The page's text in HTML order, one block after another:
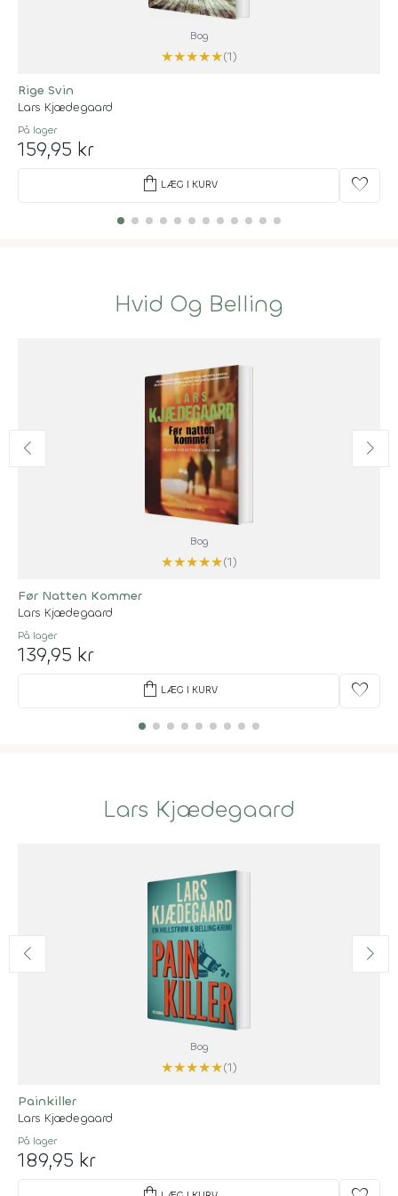
Bog
★★★★★(1)
Rige Svin
Lars Kjædegaard
På lager
159,95 kr
shopping_bag LÆG I KURV favorite
Hvid Og Belling
Bog
★★★★★(1)
Før Natten Kommer
Lars Kjædegaard
På lager
139,95 kr
shopping_bag LÆG I KURV favorite
Lars Kjædegaard
Bog
★★★★★(1)
Painkiller
Lars Kjædegaard
På lager
189,95 kr